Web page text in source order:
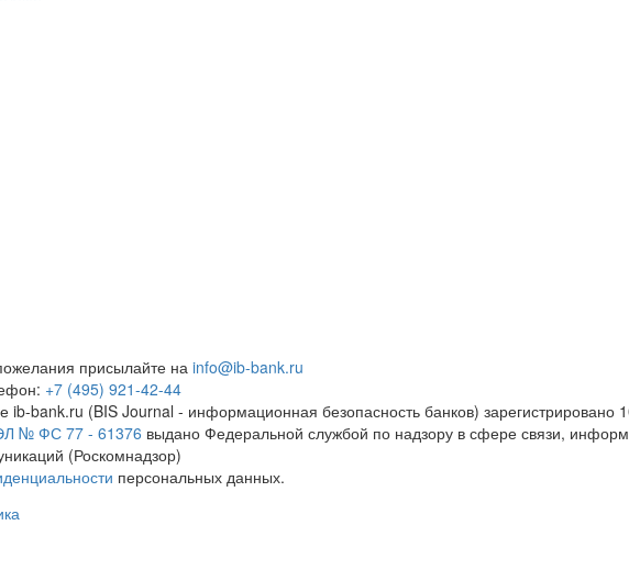
присылайте наinfo@ib-bank.ru
+7 (495) 921-42-44
ib-bank.ru (BIS Journal - информационная безопасность банков) зарегистрировано
№ ФС 77 - 61376 выдано Федеральной службой по надзору в сфере связи,
(Роскомнадзор)
персональных данных.